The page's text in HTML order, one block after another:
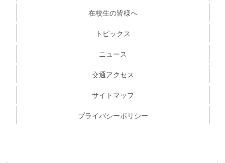
在校生の皆様へ
トピックス
ニュース
交通アクセス
サイトマップ
プライバシーポリシー